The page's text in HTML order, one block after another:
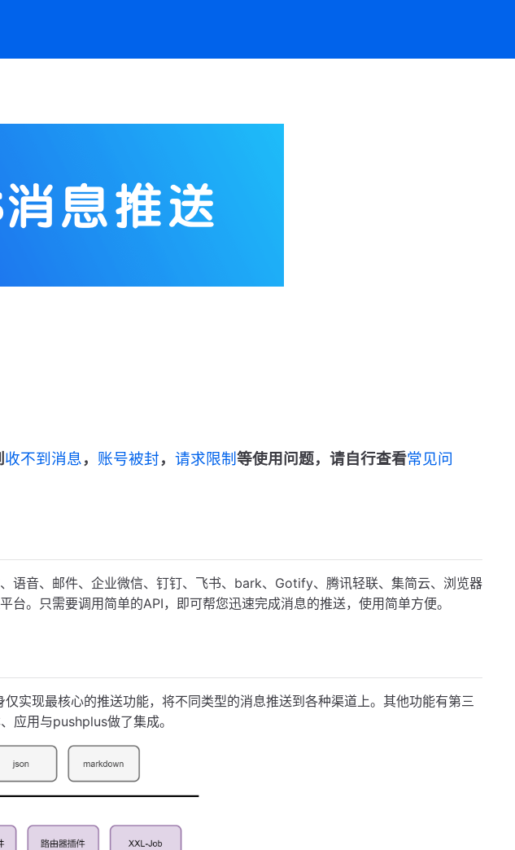
收不到消息， 账号被封， 请求限制 等使用问题，请自行查看常见问
、邮件、企业微信、钉钉、飞书、bark、Gotify、腾讯轻联、集简云、浏览器
。只需要调用简单的API，即可帮您迅速完成消息的推送，使用简单方便。
最核心的推送功能，将不同类型的消息推送到各种渠道上。其他功能有第三
应用与pushplus做了集成。